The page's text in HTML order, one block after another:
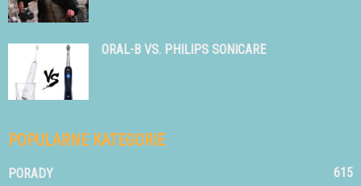
ORAL-B VS. PHILIPS SONICARE
POPULARNE KATEGORIE
PORADY
615